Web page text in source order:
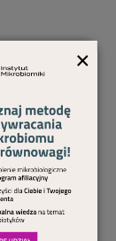
z
dostępna
się.
×